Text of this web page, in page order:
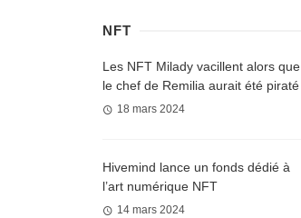
NFT
Les NFT Milady vacillent alors que
le chef de Remilia aurait été piraté
18 mars 2024
Hivemind lance un fonds dédié à
l’art numérique NFT
14 mars 2024